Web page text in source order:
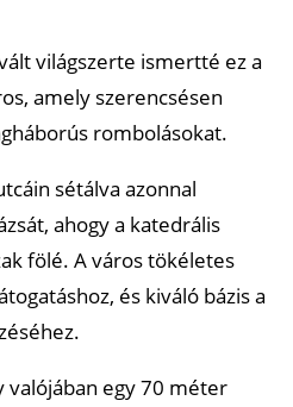
világszerte ismertté ez a
amely szerencsésen
rombolásokat.
sétálva azonnal
ahogy a katedrális
fölé. A város tökéletes
és kiváló bázis a
valójában egy 70 méter